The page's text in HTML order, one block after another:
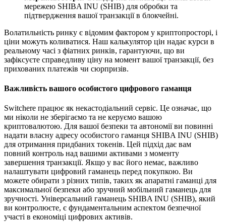
мережею SHIBA INU (SHIB) для обробки та
підтвердження вашої транзакції в блокчейні.
Волатильність ринку є відомим фактором у криптопросторі, і
ціни можуть коливатися. Наш калькулятор цін надає курси в
реальному часі з фіатних ринків, гарантуючи, що ви
зафіксуєте справедливу ціну на момент вашої транзакції, без
прихованих платежів чи сюрпризів.
Важливість вашого особистого цифрового гаманця
Switchere працює як некастодіальний сервіс. Це означає, що
ми ніколи не зберігаємо та не керуємо вашою
криптовалютою. Для вашої безпеки та автономії ви повинні
надати власну адресу особистого гаманця SHIBA INU (SHIB)
для отримання придбаних токенів. Цей підхід дає вам
повний контроль над вашими активами з моменту
завершення транзакції. Якщо у вас його немає, важливо
налаштувати цифровий гаманець перед покупкою. Ви
можете обирати з різних типів, таких як апаратні гаманці для
максимальної безпеки або зручний мобільний гаманець для
зручності. Універсальний гаманець SHIBA INU (SHIB), який
ви контролюєте, є фундаментальним аспектом безпечної
участі в економіці цифрових активів.